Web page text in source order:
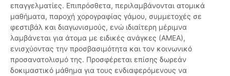
επαγγελματίες. Επιπρόσθετα, περιλαμβάνονται ατομικά
μαθήματα, παροχή χορογραφίας γάμου, συμμετοχές σε
φεστιβάλ και διαγωνισμούς, ενώ ιδιαίτερη μέριμνα
λαμβάνεται για άτομα με ειδικές ανάγκες (ΑΜΕΑ),
ενισχύοντας την προσβασιμότητα και τον κοινωνικό
προσανατολισμό της. Προσφέρεται επίσης δωρεάν
δοκιμαστικό μάθημα για τους ενδιαφερόμενους να